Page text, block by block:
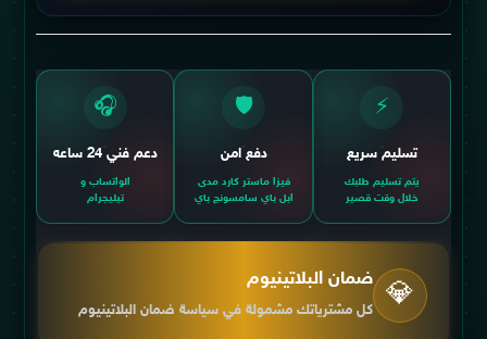
⚡
تسليم سريع
يتم تسليم طلبك
خلال وقت قصير
🛡️
دفع امن
فيزا ماستر كارد مدى
ابل باي سامسونج باي
🎧
دعم فني 24 ساعه
الواتساب و
تيليجرام
💎 ضمان البلاتينيوم
كل مشترياتك مشمولة في سياسة ضمان البلاتينيوم